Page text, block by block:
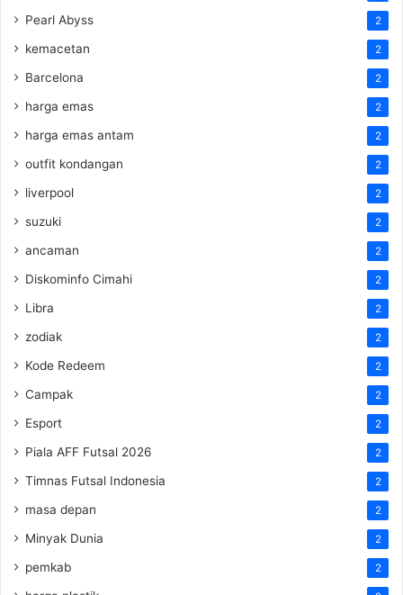
Pearl Abyss 2
kemacetan 2
Barcelona 2
harga emas 2
harga emas antam 2
outfit kondangan 2
liverpool 2
suzuki 2
ancaman 2
Diskominfo Cimahi 2
Libra 2
zodiak 2
Kode Redeem 2
Campak 2
Esport 2
Piala AFF Futsal 2026 2
Timnas Futsal Indonesia 2
masa depan 2
Minyak Dunia 2
pemkab 2